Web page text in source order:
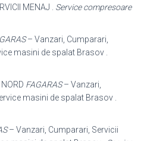
MENAJ . Service compresoare
– Vanzari, Cumparari,
masini de spalat Brasov .
FAGARAS– Vanzari,
masini de spalat Brasov .
– Vanzari, Cumparari, Servicii